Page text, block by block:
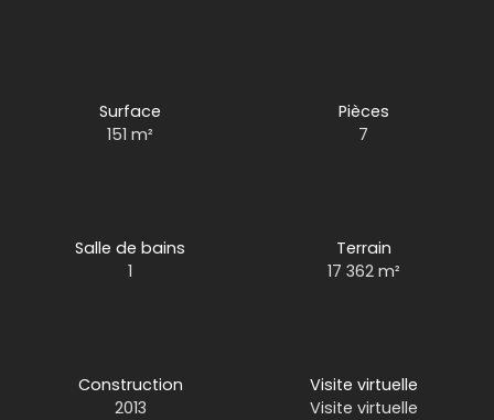
Surface
151m²
Pièces
7
Salle de bains
1
Terrain
17 362 m²
Construction
2013
Visite virtuelle
Visite virtuelle